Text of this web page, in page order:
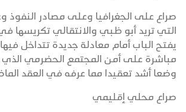
صراع على الجغرافيا وعلى مصادر النفوذ
التي تريد أبو ظبي والانتقالي تكريسها
يفتح الباب أمام معادلة جديدة تتداخل
مباشرة على أمن المجتمع الحضرمي الذي
وضعا أشد تعقيدا مما عرفه في العقد
صراع محلي إقليمي